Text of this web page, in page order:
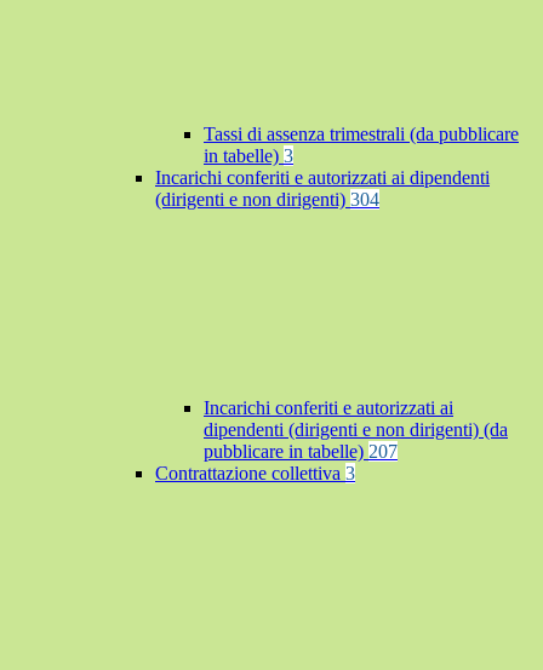
Tassi di assenza trimestrali (da pubblicare
in tabelle) 3
Incarichi conferiti e autorizzati ai dipendenti
(dirigenti e non dirigenti) 304
Incarichi conferiti e autorizzati ai
dipendenti (dirigenti e non dirigenti) (da
pubblicare in tabelle) 207
Contrattazione collettiva 3